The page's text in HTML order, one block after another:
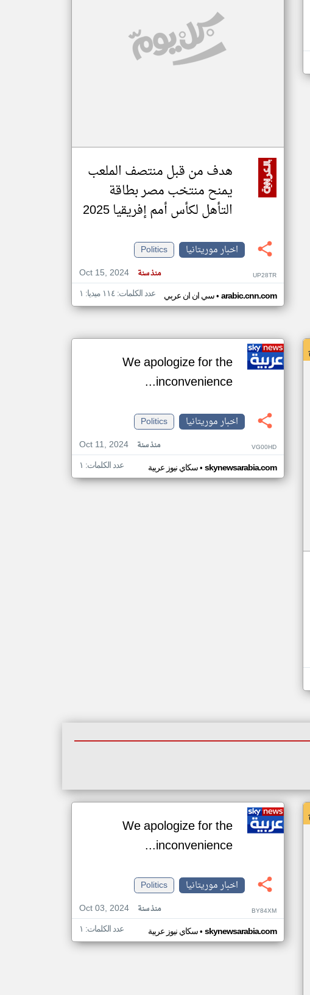
مصادر الأخبار من موريتانيا
هدف من قبل منتصف الملعب
يمنح منتخب مصر بطاقة
التأهل لكأس أمم إفريقيا 2025
اخبار موريتانيا
Politics
Oct 15, 2024
منذ سنة UP28TR
سي ان ان عربي• arabic.cnn.com عدد الكلمات: ١١٤ ميديا: ١
We apologize for the
inconvenience...
اخبار موريتانيا
Politics
Oct 11, 2024
منذ سنة VG00HD
سكاي نيوز عربية• skynewsarabia.com عدد الكلمات: ١
We apologize for the
inconvenience...
اخبار موريتانيا
Politics
Oct 03, 2024
منذ سنة BY84XM
سكاي نيوز عربية• skynewsarabia.com عدد الكلمات: ١